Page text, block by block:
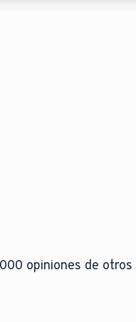
opiniones de otros